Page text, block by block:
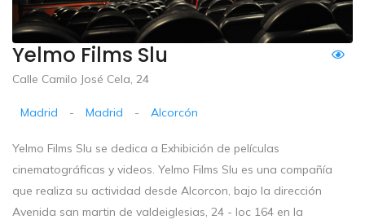
Yelmo Films Slu
Calle Camilo José Cela, 24
Madrid - Madrid - Alcorcón
Yelmo Films Slu se dedica a Exhibición de películas
cinematográficas y videos. Yelmo Films Slu es una compañía
que realiza su actividad desde Alcorcon, bajo la dirección
Avenida san martin de valdeiglesias, 24 - loc 164 en la